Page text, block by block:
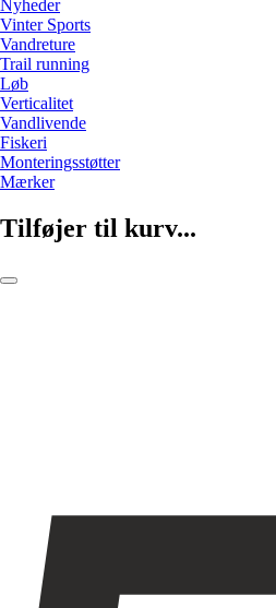
Nyheder
Vinter Sports
Vandreture
Trail running
Løb
Verticalitet
Vandlivende
Fiskeri
Monteringsstøtter
Mærker
Tilføjer til kurv...